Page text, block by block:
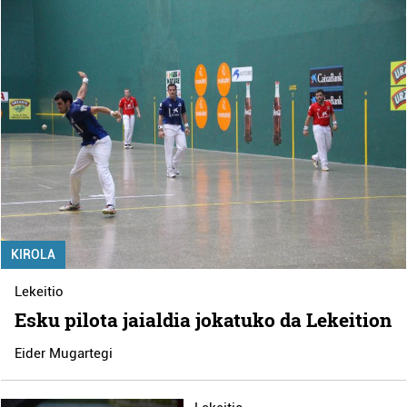
datuen atalean. Edozein unetan alda edo ken dezakezu
zure baimena Cookieen adierazpenean.
Webgune honek cookie propioak eta hirugarrenen cookie-
fitxategiak erabiltzen ditu. Zure esperientzia eta
zerbitzuak hobetzeko asmoz, cookie teknologiaz
baliatzen gara. Ohar hau onartuz gero, teknologia hori
erabiltzeko baimen esplizitua ematen diguzu.
Gehiago
irakurri
KIROLA
Lekeitio
Esku pilota jaialdia jokatuko da Lekeition
Eider Mugartegi